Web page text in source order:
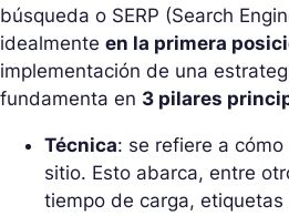
búsqueda o SERP (Search
idealmente en la primera
implementación de una
fundamenta en 3 pilares
Técnica: se refiere a
sitio. Esto abarca, entre
tiempo de carga,